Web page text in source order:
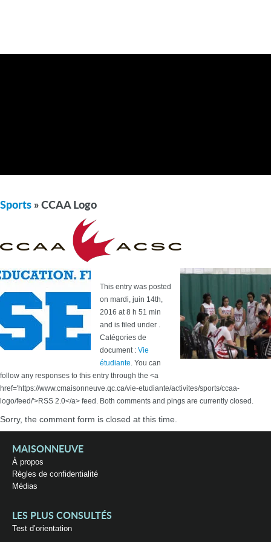
Sports » CCAA Logo
This entry was posted
on mardi, juin 14th,
2016 at 8 h 51 min
and is filed under .
Catégories de
document : Vie
étudiante. You can
follow any responses to this entry through the <a
href='https://www.cmaisonneuve.qc.ca/vie-etudiante/activites/sports/ccaa-
logo/feed/'>RSS 2.0</a> feed. Both comments and pings are currently closed.
Sorry, the comment form is closed at this time.
MAISONNEUVE
À propos
Règles de confidentialité
Médias
LES PLUS CONSULTÉS
Test d’orientation